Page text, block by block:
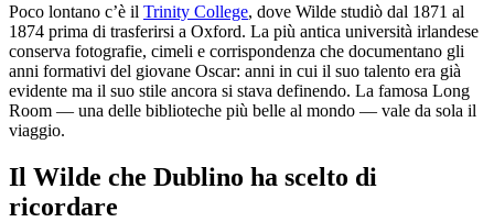
Poco lontano c’è il Trinity College, dove Wilde studiò dal 1871 al
1874 prima di trasferirsi a Oxford. La più antica università irlandese
conserva fotografie, cimeli e corrispondenza che documentano gli
anni formativi del giovane Oscar: anni in cui il suo talento era già
evidente ma il suo stile ancora si stava definendo. La famosa Long
Room — una delle biblioteche più belle al mondo — vale da sola il
viaggio.
Il Wilde che Dublino ha scelto di
ricordare